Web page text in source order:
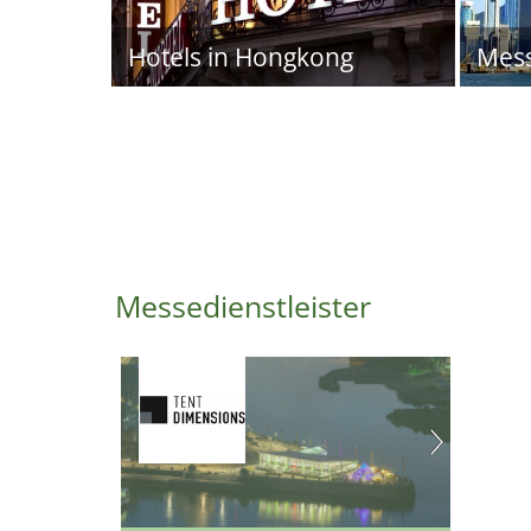
Hotels in Hongkong
Messedienstleister